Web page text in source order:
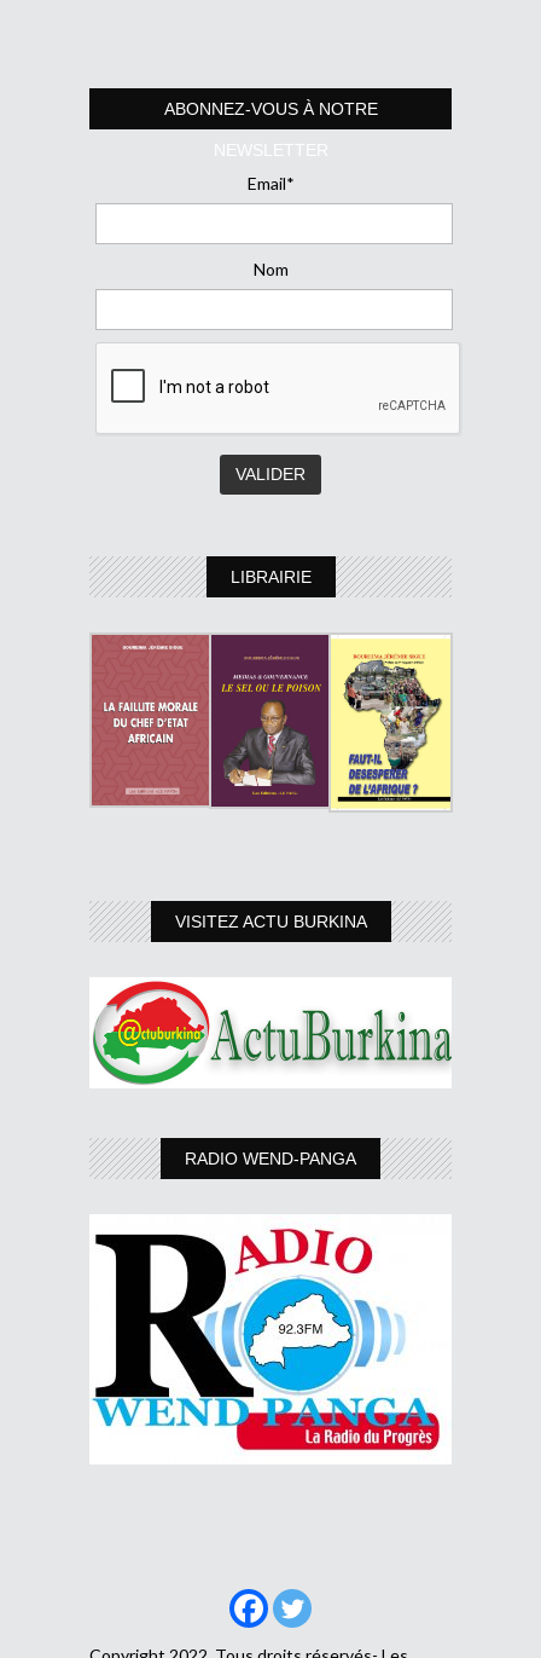
ABONNEZ-VOUS À NOTRE
NEWSLETTER
Email*
Nom
LIBRAIRIE
VISITEZ ACTU BURKINA
RADIO WEND-PANGA